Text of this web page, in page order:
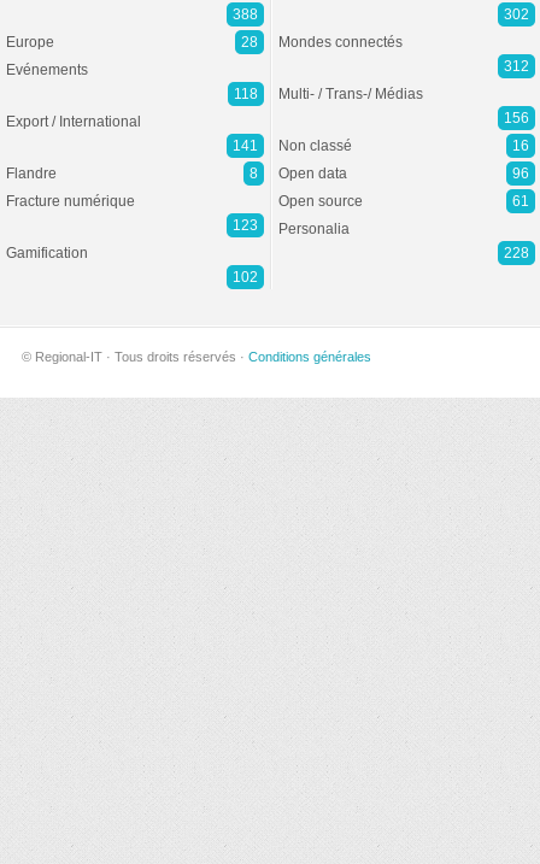
388
Europe
28
Evénements
118
Export / International
141
Flandre
8
Fracture numérique
123
Gamification
102
302
Mondes connectés
312
Multi- / Trans-/ Médias
156
Non classé
16
Open data
96
Open source
61
Personalia
228
© Regional-IT · Tous droits réservés · Conditions générales